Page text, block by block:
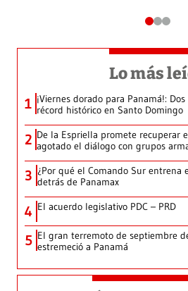
Lo más
1 ¡Viernes dorado para Panamá!:
récord histórico en Santo Domingo
2 De la Espriella promete recuperar
agotado el diálogo con grupos
3 ¿Por qué el Comando Sur entrena
detrás de Panamax
4 El acuerdo legislativo PDC – PRD
5 El gran terremoto de septiembre
estremeció a Panamá